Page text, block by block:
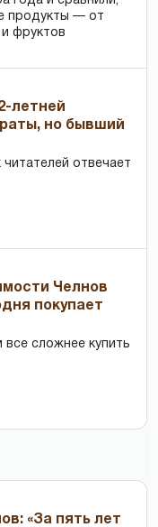
продукты — от
фруктов
летней
но бывший
отвечает
Челнов
покупает
все сложнее купить
«За пять лет